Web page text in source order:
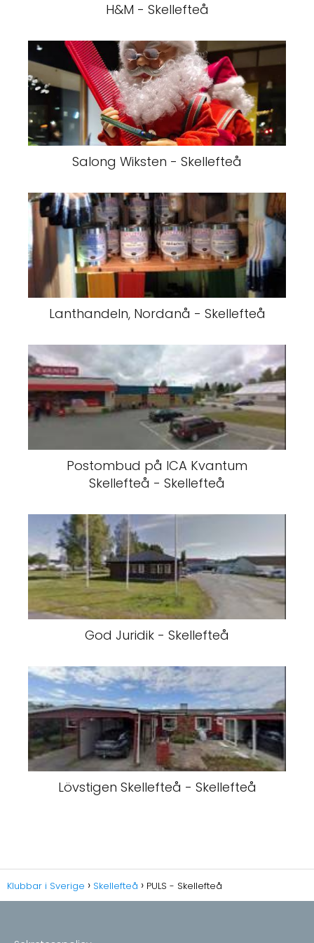
H&M - Skellefteå
Salong Wiksten - Skellefteå
Lanthandeln, Nordanå - Skellefteå
Postombud på ICA Kvantum
Skellefteå - Skellefteå
God Juridik - Skellefteå
Lövstigen Skellefteå - Skellefteå
Klubbar i Sverige Skellefteå PULS - Skellefteå